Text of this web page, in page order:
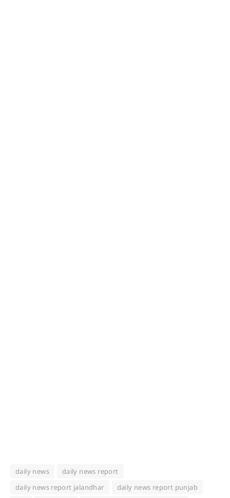
daily news
daily news report
daily news report jalandhar
daily news report punjab